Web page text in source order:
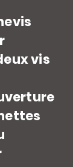
vis